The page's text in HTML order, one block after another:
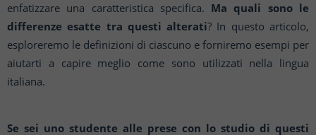
enfatizzare una caratteristica specifica. Ma quali sono le
differenze esatte tra questi alterati? In questo articolo,
esploreremo le definizioni di ciascuno e forniremo esempi per
aiutarti a capire meglio come sono utilizzati nella lingua
italiana.
Se sei uno studente alle prese con lo studio di questi